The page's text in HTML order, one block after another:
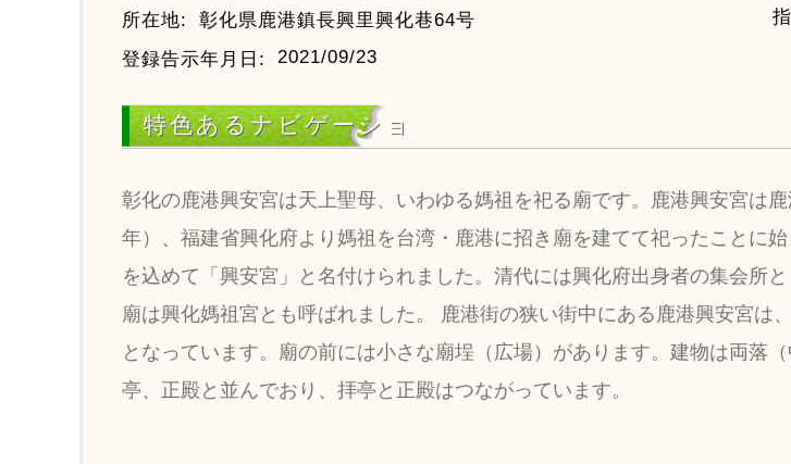
所在地:
彰化県鹿港鎮長興里興化巷64号
登録告示年月日:
2021/09/23
特色あるナビゲーショ
彰化の鹿港興安宮は天上聖母、いわゆる媽祖を祀る廟です。鹿港興安宮は
年）、福建省興化府より媽祖を台湾・鹿港に招き廟を建てて祀ったことに
を込めて「興安宮」と名付けられました。清代には興化府出身者の集会所
廟は興化媽祖宮とも呼ばれました。 鹿港街の狭い街中にある鹿港興安宮は
となっています。廟の前には小さな廟埕（広場）があります。建物は両落
亭、正殿と並んでおり、拝亭と正殿はつながっています。